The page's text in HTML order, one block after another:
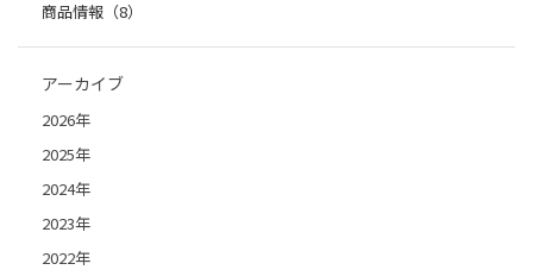
商品情報（8）
アーカイブ
2026年
2025年
2024年
2023年
2022年